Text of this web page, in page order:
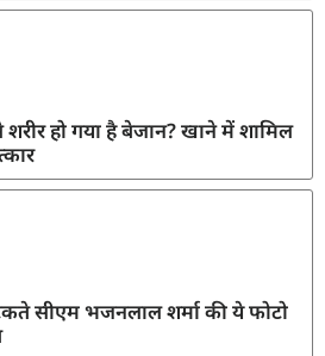
हो गया है बेजान? खाने में शामिल
सीएम भजनलाल शर्मा की ये फोटो